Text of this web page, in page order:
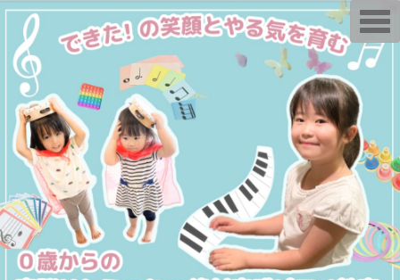
T
o
g
g
l
g
a
t